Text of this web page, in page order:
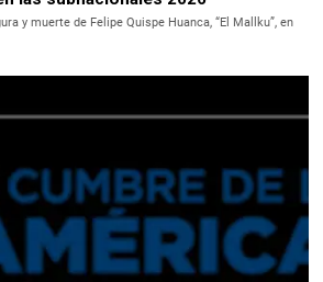
y muerte de Felipe Quispe Huanca, “El Mallku”, en